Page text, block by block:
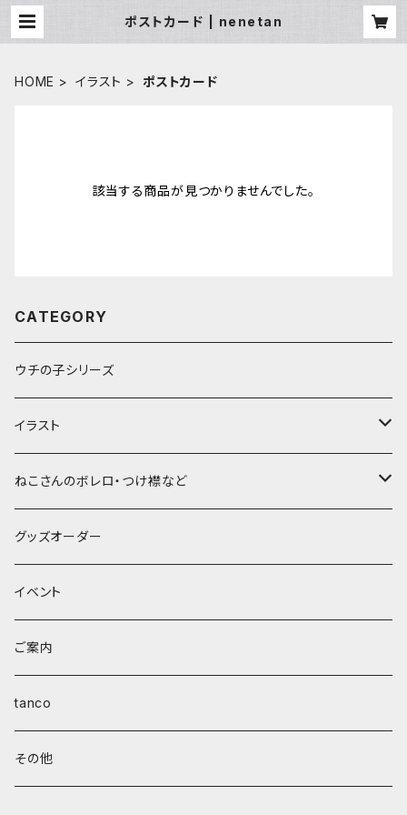
ポストカード | nenetan
HOME イラスト ポストカード
該当する商品が見つかりませんでした。
CATEGORY
ウチの子シリーズ
イラスト
ポストカード
nenetanおまかせ
ラフ画
A4サイズ
nenetanおまかせ
ラフ画
チャリティー
ねこさんのボレロ・つけ襟など
つけ襟
ボレロ
首輪
グッズオーダー
イベント
ご案内
tanco
その他